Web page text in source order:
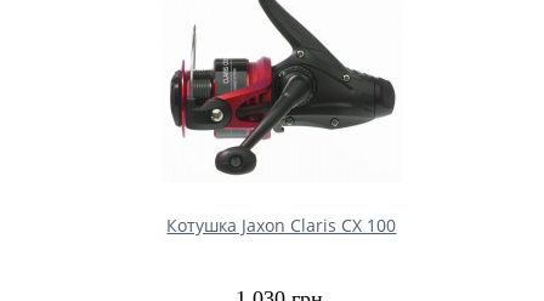
Котушка Jaxon Claris CX 100